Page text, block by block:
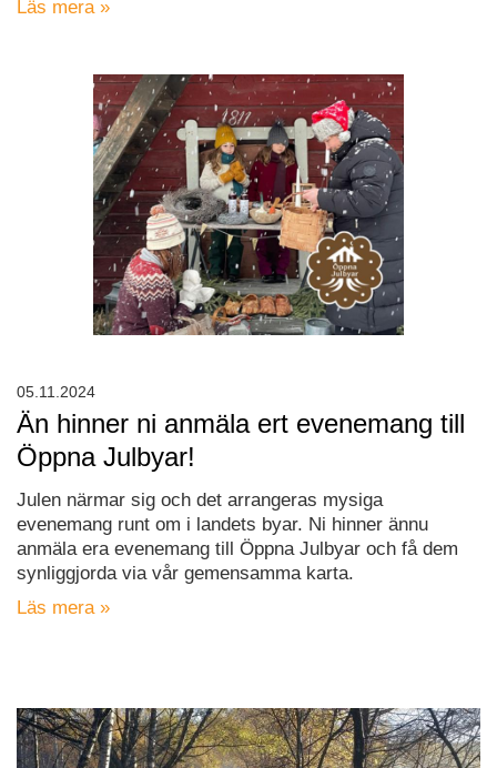
Läs mera »
Än hinner ni anmäla ert evenemang till
Öppna Julbyar!
Julen närmar sig och det arrangeras mysiga
evenemang runt om i landets byar. Ni hinner ännu
anmäla era evenemang till Öppna Julbyar och få dem
synliggjorda via vår gemensamma karta.
Läs mera »
05.11.2024